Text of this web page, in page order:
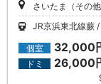
さいたま（その他
JR京浜東北線蕨
個室 32,000
ドミ 26,000